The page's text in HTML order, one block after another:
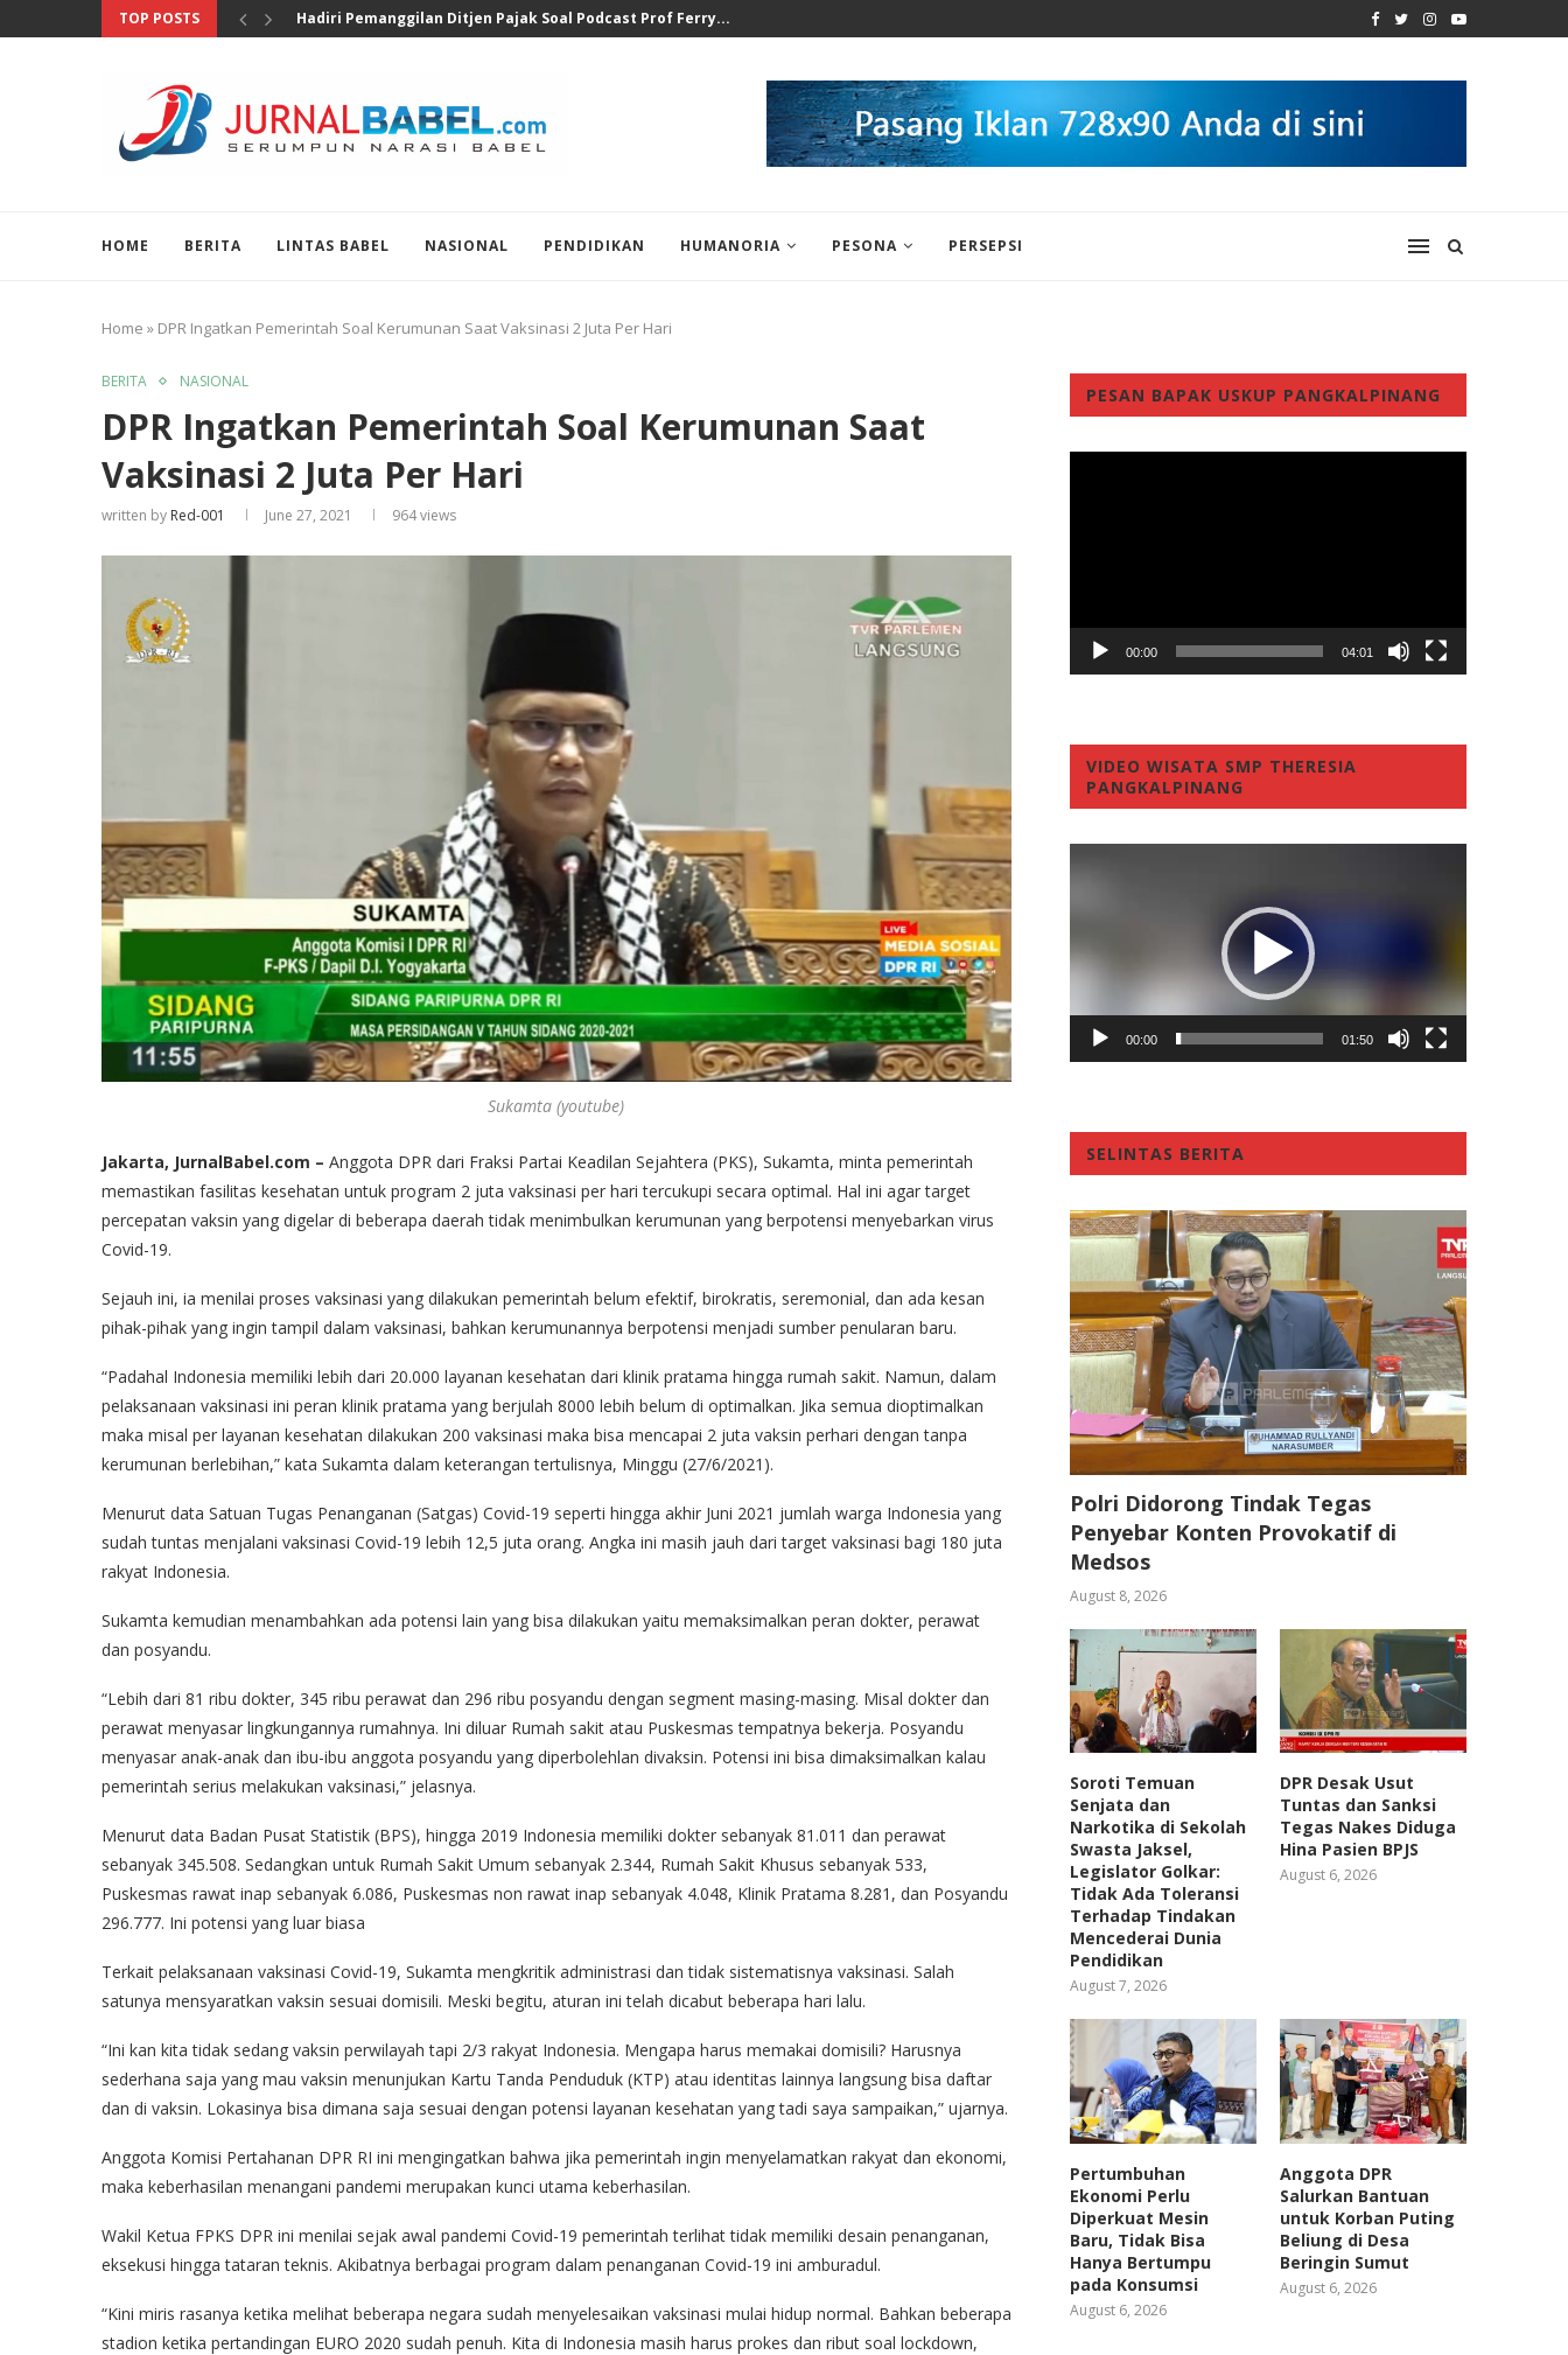
TOP POSTS Hadiri Pemanggilan Ditjen Pajak Soal Podcast Prof Ferry...
HOME BERITA LINTAS BABEL NASIONAL PENDIDIKAN HUMANORIA PESONA PERSEPSI
Home » DPR Ingatkan Pemerintah Soal Kerumunan Saat Vaksinasi 2 Juta Per Hari
BERITA NASIONAL
DPR Ingatkan Pemerintah Soal Kerumunan Saat
Vaksinasi 2 Juta Per Hari
written by Red-001 June 27, 2021 964views
Sukamta (youtube)
Jakarta, JurnalBabel.com – Anggota DPR dari Fraksi Partai Keadilan Sejahtera (PKS), Sukamta, minta pemerintah
memastikan fasilitas kesehatan untuk program 2 juta vaksinasi per hari tercukupi secara optimal. Hal ini agar target
percepatan vaksin yang digelar di beberapa daerah tidak menimbulkan kerumunan yang berpotensi menyebarkan virus
Covid-19.
Sejauh ini, ia menilai proses vaksinasi yang dilakukan pemerintah belum efektif, birokratis, seremonial, dan ada kesan
pihak-pihak yang ingin tampil dalam vaksinasi, bahkan kerumunannya berpotensi menjadi sumber penularan baru.
“Padahal Indonesia memiliki lebih dari 20.000 layanan kesehatan dari klinik pratama hingga rumah sakit. Namun, dalam
pelaksanaan vaksinasi ini peran klinik pratama yang berjulah 8000 lebih belum di optimalkan. Jika semua dioptimalkan
maka misal per layanan kesehatan dilakukan 200 vaksinasi maka bisa mencapai 2 juta vaksin perhari dengan tanpa
kerumunan berlebihan,” kata Sukamta dalam keterangan tertulisnya, Minggu (27/6/2021).
Menurut data Satuan Tugas Penanganan (Satgas) Covid-19 seperti hingga akhir Juni 2021 jumlah warga Indonesia yang
sudah tuntas menjalani vaksinasi Covid-19 lebih 12,5 juta orang. Angka ini masih jauh dari target vaksinasi bagi 180 juta
rakyat Indonesia.
Sukamta kemudian menambahkan ada potensi lain yang bisa dilakukan yaitu memaksimalkan peran dokter, perawat
dan posyandu.
“Lebih dari 81 ribu dokter, 345 ribu perawat dan 296 ribu posyandu dengan segment masing-masing. Misal dokter dan
perawat menyasar lingkungannya rumahnya. Ini diluar Rumah sakit atau Puskesmas tempatnya bekerja. Posyandu
menyasar anak-anak dan ibu-ibu anggota posyandu yang diperbolehlan divaksin. Potensi ini bisa dimaksimalkan kalau
pemerintah serius melakukan vaksinasi,” jelasnya.
Menurut data Badan Pusat Statistik (BPS), hingga 2019 Indonesia memiliki dokter sebanyak 81.011 dan perawat
sebanyak 345.508. Sedangkan untuk Rumah Sakit Umum sebanyak 2.344, Rumah Sakit Khusus sebanyak 533,
Puskesmas rawat inap sebanyak 6.086, Puskesmas non rawat inap sebanyak 4.048, Klinik Pratama 8.281, dan Posyandu
296.777. Ini potensi yang luar biasa
Terkait pelaksanaan vaksinasi Covid-19, Sukamta mengkritik administrasi dan tidak sistematisnya vaksinasi. Salah
satunya mensyaratkan vaksin sesuai domisili. Meski begitu, aturan ini telah dicabut beberapa hari lalu.
“Ini kan kita tidak sedang vaksin perwilayah tapi 2/3 rakyat Indonesia. Mengapa harus memakai domisili? Harusnya
sederhana saja yang mau vaksin menunjukan Kartu Tanda Penduduk (KTP) atau identitas lainnya langsung bisa daftar
dan di vaksin. Lokasinya bisa dimana saja sesuai dengan potensi layanan kesehatan yang tadi saya sampaikan,” ujarnya.
Anggota Komisi Pertahanan DPR RI ini mengingatkan bahwa jika pemerintah ingin menyelamatkan rakyat dan ekonomi,
maka keberhasilan menangani pandemi merupakan kunci utama keberhasilan.
Wakil Ketua FPKS DPR ini menilai sejak awal pandemi Covid-19 pemerintah terlihat tidak memiliki desain penanganan,
eksekusi hingga tataran teknis. Akibatnya berbagai program dalam penanganan Covid-19 ini amburadul.
“Kini miris rasanya ketika melihat beberapa negara sudah menyelesaikan vaksinasi mulai hidup normal. Bahkan beberapa
stadion ketika pertandingan EURO 2020 sudah penuh. Kita di Indonesia masih harus prokes dan ribut soal lockdown,
PESAN BAPAK USKUP PANGKALPINANG
00:00 04:01
VIDEO WISATA SMP THERESIA
PANGKALPINANG
00:00 01:50
SELINTAS BERITA
Polri Didorong Tindak Tegas
Penyebar Konten Provokatif di
Medsos
August 8, 2026
Soroti Temuan
Senjata dan
Narkotika di Sekolah
Swasta Jaksel,
Legislator Golkar:
Tidak Ada Toleransi
Terhadap Tindakan
Mencederai Dunia
Pendidikan
August 7, 2026
DPR Desak Usut
Tuntas dan Sanksi
Tegas Nakes Diduga
Hina Pasien BPJS
August 6, 2026
Pertumbuhan
Ekonomi Perlu
Diperkuat Mesin
Baru, Tidak Bisa
Hanya Bertumpu
pada Konsumsi
August 6, 2026
Anggota DPR
Salurkan Bantuan
untuk Korban Puting
Beliung di Desa
Beringin Sumut
August 6, 2026